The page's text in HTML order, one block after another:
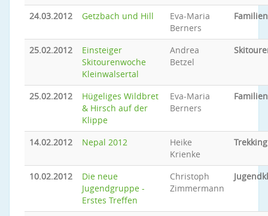
24.03.2012 Getzbach und Hill
Eva-Maria
Berners
25.02.2012
Einsteiger
Skitourenwoche
Kleinwalsertal
Andrea
Betzel
25.02.2012
Hügeliges Wildbret
& Hirsch auf der
Klippe
Eva-Maria
Berners
14.02.2012 Nepal 2012
Heike
Krienke
Trekking
10.02.2012
Die neue
Jugendgruppe -
Erstes Treffen
Christoph
Zimmermann